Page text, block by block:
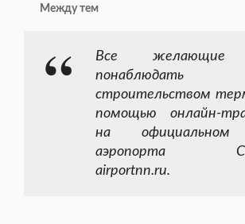
Между тем
Все желающие
строительством
помощью онлайн-
на официальном
аэропорта
airportnn.ru.